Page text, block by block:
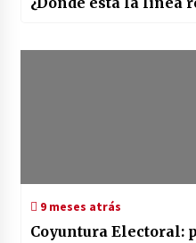
9 meses atrás
Coyuntura Electoral: